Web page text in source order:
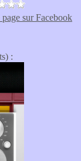
page sur Facebook
: